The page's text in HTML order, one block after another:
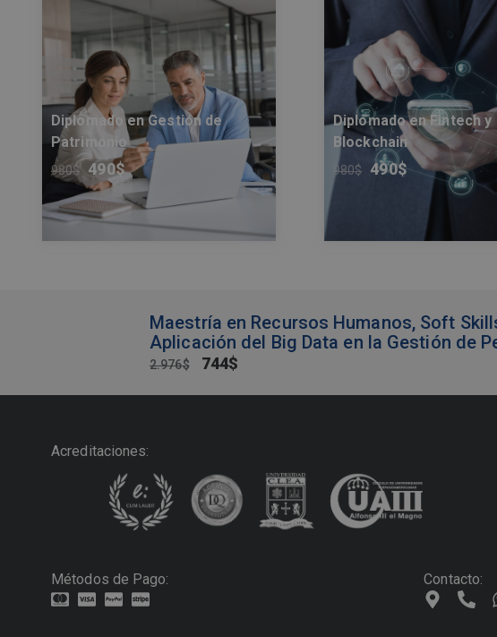
Diplomado en Gestión de
Patrimonio
980$ 490$
Diplomado en Fintech y
Blockchain
980$ 490$
Maestría en Recursos Humanos, Soft
Aplicación del Big Data en la Gestión de
2.976$ 744$
Acreditaciones:
Métodos de Pago: Contacto: